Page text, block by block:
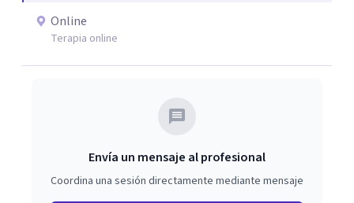
Online
Terapia online
Envía un mensaje al profesional
Coordina una sesión directamente mediante mensaje